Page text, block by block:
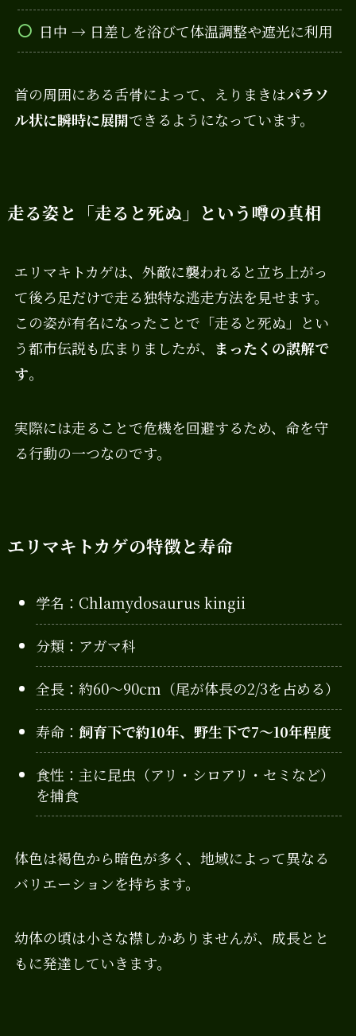
日中 → 日差しを浴びて体温調整や遮光に利用
首の周囲にある舌骨によって、えりまきはパラソ
ル状に瞬時に展開できるようになっています。
走る姿と「走ると死ぬ」という噂の真相
エリマキトカゲは、外敵に襲われると立ち上がっ
て後ろ足だけで走る独特な逃走方法を見せます。
この姿が有名になったことで「走ると死ぬ」とい
う都市伝説も広まりましたが、 まったくの誤解で
す。
実際には走ることで危機を回避するため、命を守
る行動の一つなのです。
エリマキトカゲの特徴と寿命
学名：Chlamydosaurus kingii
分類：アガマ科
全長：約60〜90cm（尾が体長の2/3を占める）
寿命： 飼育下で約10年、野生下で7〜10年程度
食性：主に昆虫（アリ・シロアリ・セミなど）
を捕食
体色は褐色から暗色が多く、地域によって異なる
バリエーションを持ちます。
幼体の頃は小さな襟しかありませんが、成長とと
もに発達していきます。